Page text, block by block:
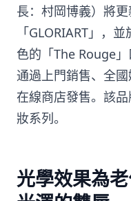
長：村岡博義）將
「GLORIART」，
色的「The Rouge
通過上門銷售、全
在線商店發售。該
妝系列。
光學效果為老